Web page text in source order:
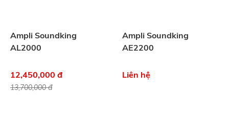
Ampli Soundking
AL2000
12,450,000 đ
13,700,000 đ
Ampli Soundking
AE2200
Liên hệ